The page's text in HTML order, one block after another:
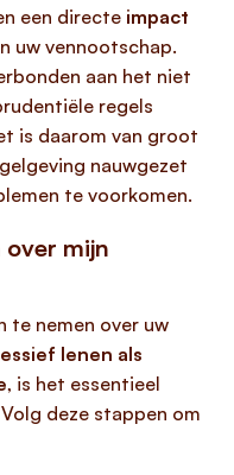
een directe impact
uw vennootschap.
aan het niet
regels
is daarom van groot
nauwgezet
te voorkomen.
over mijn
te nemen over uw
lenen als
, is het essentieel
deze stappen om